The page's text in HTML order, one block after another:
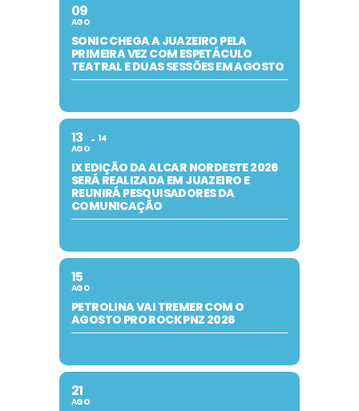
09
AGO
SONIC CHEGA A JUAZEIRO PELA
PRIMEIRA VEZ COM ESPETÁCULO
TEATRAL E DUAS SESSÕES EM AGOSTO
13
AGO
14
IX EDIÇÃO DA ALCAR NORDESTE 2026
SERÁ REALIZADA EM JUAZEIRO E
REUNIRÁ PESQUISADORES DA
COMUNICAÇÃO
15
AGO
PETROLINA VAI TREMER COM O
AGOSTO PRO ROCK PNZ 2026
21
AGO